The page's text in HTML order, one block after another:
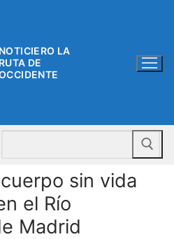
NOTICIERO LA
RUTA DE
sin vida
el Río
Madrid